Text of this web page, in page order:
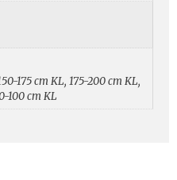
175 cm KL, 175-200 cm KL,
100 cm KL